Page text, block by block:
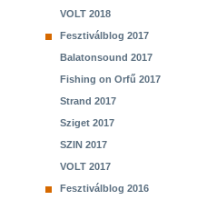
VOLT 2018
Fesztiválblog 2017
Balatonsound 2017
Fishing on Orfű 2017
Strand 2017
Sziget 2017
SZIN 2017
VOLT 2017
Fesztiválblog 2016